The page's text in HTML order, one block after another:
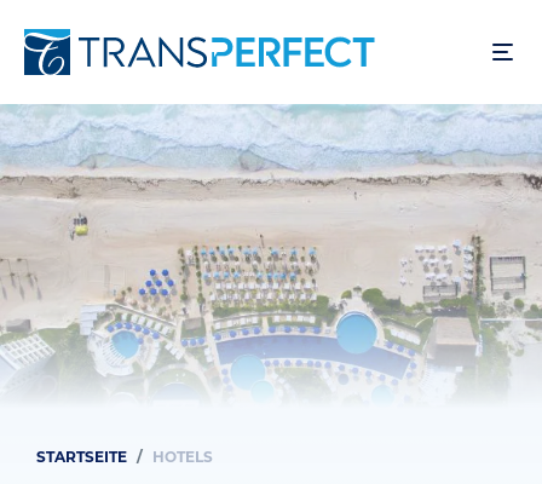
zum
Pfadnavigation
STARTSEITE HOTELS